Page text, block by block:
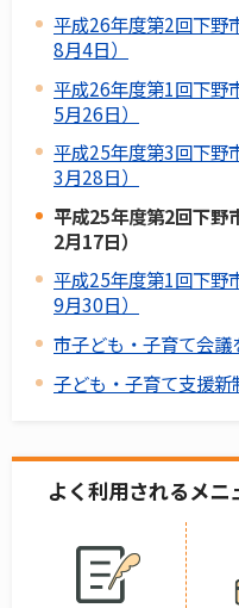
平成26年度第2回下野
8月4日）
平成26年度第1回下野
5月26日）
平成25年度第3回下野
3月28日）
平成25年度第2回下野
2月17日）
平成25年度第1回下野
9月30日）
市子ども・子育て会議
子ども・子育て支援
よく利用されるメニ